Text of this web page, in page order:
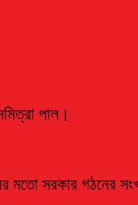
পাল।
মতো সরকার গঠনের